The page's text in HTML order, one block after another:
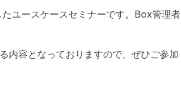
ユースケースセミナーです。Box管理者
内容となっておりますので、ぜひご参加